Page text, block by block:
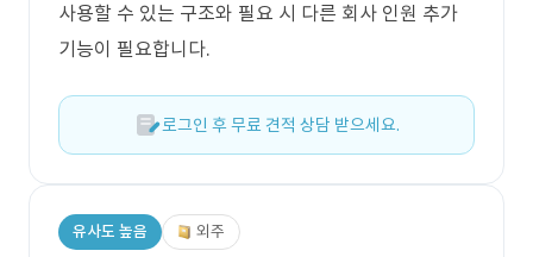
사용할 수 있는 구조와 필요 시 다른 회사 인원 추가
기능이 필요합니다.
로그인 후 무료 견적 상담 받으세요.
유사도 높음 외주